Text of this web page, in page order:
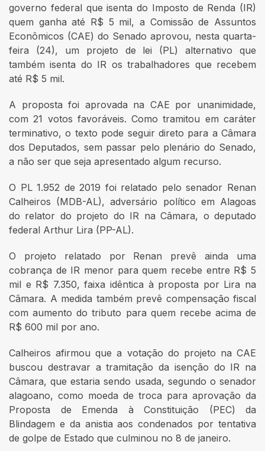
governo federal que isenta do Imposto de Renda (IR)
quem ganha até R$ 5 mil, a Comissão de Assuntos
Econômicos (CAE) do Senado aprovou, nesta quarta-
feira (24), um projeto de lei (PL) alternativo que
também isenta do IR os trabalhadores que recebem
até R$ 5 mil.
A proposta foi aprovada na CAE por unanimidade,
com 21 votos favoráveis. Como tramitou em caráter
terminativo, o texto pode seguir direto para a Câmara
dos Deputados, sem passar pelo plenário do Senado,
a não ser que seja apresentado algum recurso.
O PL 1.952 de 2019 foi relatado pelo senador Renan
Calheiros (MDB-AL), adversário político em Alagoas
do relator do projeto do IR na Câmara, o deputado
federal Arthur Lira (PP-AL).
O projeto relatado por Renan prevê ainda uma
cobrança de IR menor para quem recebe entre R$ 5
mil e R$ 7.350, faixa idêntica à proposta por Lira na
Câmara. A medida também prevê compensação fiscal
com aumento do tributo para quem recebe acima de
R$ 600 mil por ano.
Calheiros afirmou que a votação do projeto na CAE
buscou destravar a tramitação da isenção do IR na
Câmara, que estaria sendo usada, segundo o senador
alagoano, como moeda de troca para aprovação da
Proposta de Emenda à Constituição (PEC) da
Blindagem e da anistia aos condenados por tentativa
de golpe de Estado que culminou no 8 de janeiro.